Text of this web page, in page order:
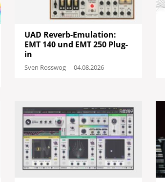
UAD Reverb-Emulation:
EMT 140 und EMT 250 Plug-
in
Sven Rosswog 04.08.2026